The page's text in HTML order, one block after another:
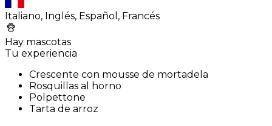
Italiano, Inglés, Español, Francés
Hay mascotas
Tu experiencia
Crescente con mousse de mortadela
Rosquillas al horno
Polpettone
Tarta de arroz